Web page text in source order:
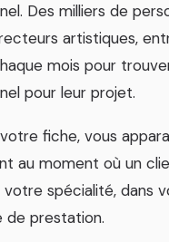
Des milliers de
artistiques,
mois pour
pour leur projet.
fiche, vous
au moment où un
spécialité, dans
prestation.